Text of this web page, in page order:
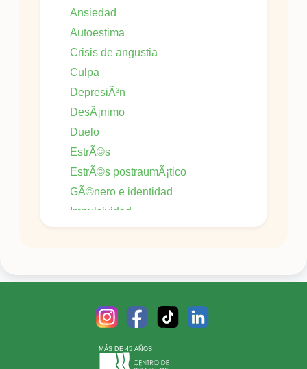
Ansiedad
Autoestima
Crisis de angustia
Culpa
DepresiÃ³n
DesÃ¡nimo
Duelo
EstrÃ©s
EstrÃ©s postraumÃ¡tico
GÃ©nero e identidad
Impulsividad
MÁS DE 45 AÑOS